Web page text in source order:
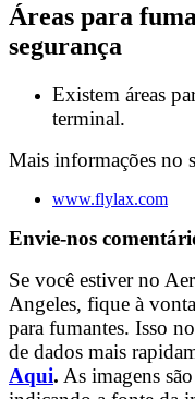
Áreas para
segurança
Existem áreas
terminal.
Mais informações no
www.flylax.com
Envie-nos
Se você estiver no
Angeles, fique à
para fumantes. Isso
de dados mais
Aqui. As imagens